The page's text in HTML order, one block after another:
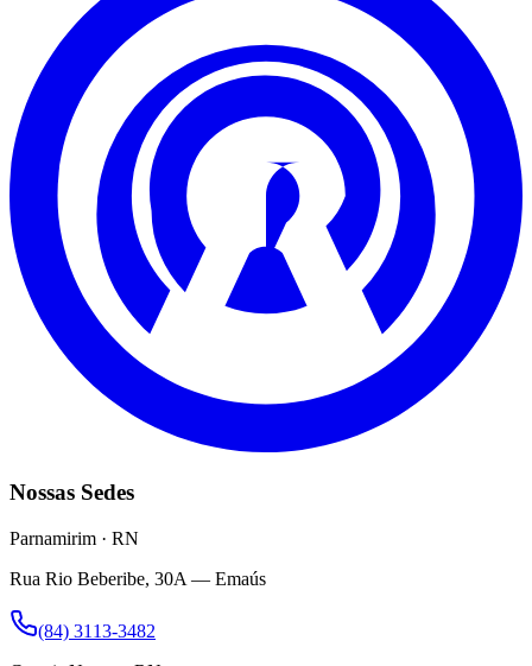
Nossas Sedes
Parnamirim · RN
Rua Rio Beberibe, 30A — Emaús
(84) 3113-3482